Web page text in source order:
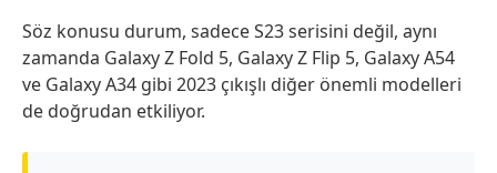
Söz konusu durum, sadece S23 serisini değil, aynı
zamanda Galaxy Z Fold 5, Galaxy Z Flip 5, Galaxy A54
ve Galaxy A34 gibi 2023 çıkışlı diğer önemli modelleri
de doğrudan etkiliyor.